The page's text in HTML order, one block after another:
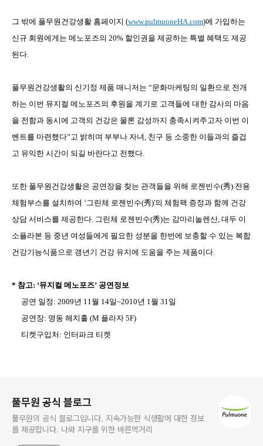
그 밖에 풀무원건강생활 홈페이지 (www.pulmuoneHA.com)에 가입하는
신규 회원에게는 메노포즈의 20% 할인권을 제공하는 특별 혜택도 제공
된다.
풀무원건강생활의 신기정 제품 매니저는 “문화마케팅의 일환으로 전개
하는 이번 뮤지컬 메노포즈의 후원을 계기로 고객들에 대한 감사의 마음
을 전함과 동시에 고객의 건강은 물론 감성까지 충족시켜주고자 이번 이
벤트를 마련했다”고 밝히며 부부나 자녀, 친구 등 소중한 이들과의 즐겁
고 유익한 시간이 되길 바란다고 전했다.
또한 풀무원건강생활은 공연장을 찾는 관객들을 위해 로젠빈수(秀) 전용
체험부스를 설치하여 ‘그린체 로젠빈수(秀)'의 체험팩 증정과 함께 건강
상담 서비스를 제공한다. 그린체 로젠빈수(秀)는 감마리놀렌산, 대두 이
소플라본 등 중년 여성들에게 필요한 성분을 한번에 보충할 수 있는 복합
건강기능식품으로 갱년기 건강 유지에 도움을 주는 제품이다.
* 참고: ‘뮤지컬 메노포즈’ 공연정보
공연 일정 :2009년 11월 14일~2010년 1월 31일
공연장: 명동 해치홀 (M 플라자 5F)
티켓구입처 : 인터파크 티켓
풀무원 공식 블로그
풀무원의 공식 블로그입니다. 지속가능한 식생활에 대한 정보
를 제공합니다. 나와 지구를 위한 바른먹거리